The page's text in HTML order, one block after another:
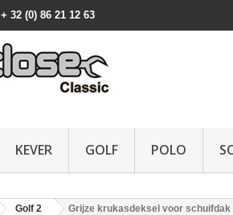
+ 32 (0) 86 21 12 63
KEVER GOLF POLO
Golf 2 Grijze krukasdeksel voor schuifdak